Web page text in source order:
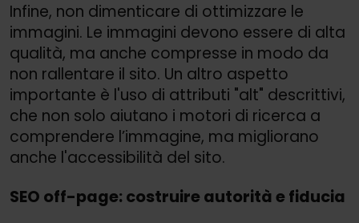
Infine, non dimenticare di ottimizzare le
immagini. Le immagini devono essere di alta
qualità, ma anche compresse in modo da
non rallentare il sito. Un altro aspetto
importante è l'uso di attributi "alt" descrittivi,
che non solo aiutano i motori di ricerca a
comprendere l’immagine, ma migliorano
anche l'accessibilità del sito.
SEO off-page: costruire autorità e fiducia